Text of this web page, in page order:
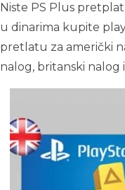
Niste PS Plus
u dinarima kupite
pretlatu za američki
nalog, britanski nalog